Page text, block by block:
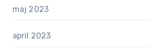
maj 2023
april 2023